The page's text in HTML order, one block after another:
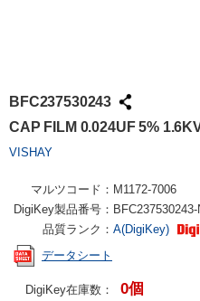
BFC237530243
CAP FILM 0.024UF 5%
VISHAY
マルツコード： M1172-7006
DigiKey製品番号： BFC237530243-
品質ランク： A(DigiKey)
データシート
DigiKey在庫数： 0個